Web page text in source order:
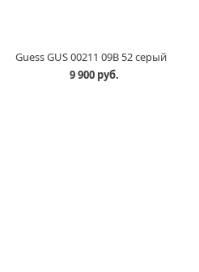
Guess GUS 00211 09B 52 серый
9 900 руб.